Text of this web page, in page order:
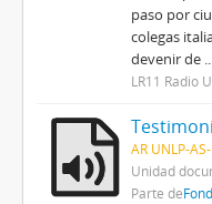
paso por
colegas
devenir de
LR11 Radio
AR UNLP-
Unidad
Parte de